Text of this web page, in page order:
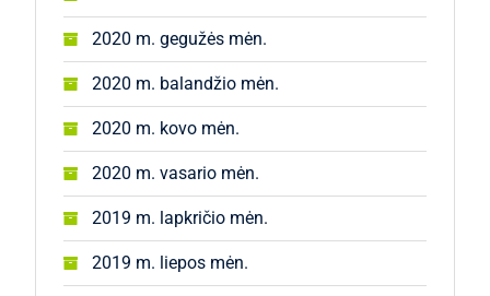
2020 m. gegužės mėn.
2020 m. balandžio mėn.
2020 m. kovo mėn.
2020 m. vasario mėn.
2019 m. lapkričio mėn.
2019 m. liepos mėn.